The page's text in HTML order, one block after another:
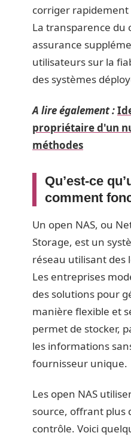
corriger rapidement
La transparence du
assurance
utilisateurs sur la
des systèmes
A lire également :
propriétaire d'un
méthodes
Qu’est-ce
comment
Un open NAS, ou
Storage, est un
réseau utilisant des
Les entreprises
des solutions pour
manière flexible et
permet de stocker,
les informations
fournisseur unique.
Les open NAS
source, offrant plus
contrôle. Voici